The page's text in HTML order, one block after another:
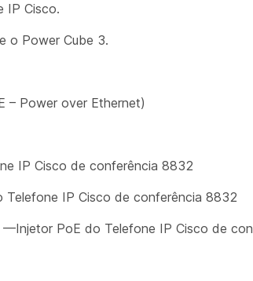
IP Cisco.
o Power Cube 3.
– Power over Ethernet)
IP Cisco de conferência 8832
Telefone IP Cisco de conferência 8832
—Injetor PoE do Telefone IP Cisco de